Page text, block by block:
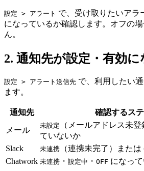
設定 > アラート で、受け取りたいアラ
になっているか確認します。オフの
ん。
2. 通知先が設定・有効
設定 > アラート送信先 で、利用したい
ます。
通知先 確認するス
メール
未設定 （メールアドレス未
ていないか
Slack
未連携 （連携未完了）または
Chatwork 未連携 ・ 設定中 ・ OFF になっ